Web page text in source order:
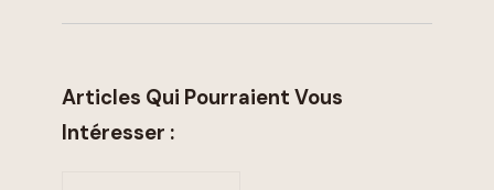
Articles Qui Pourraient Vous
Intéresser :